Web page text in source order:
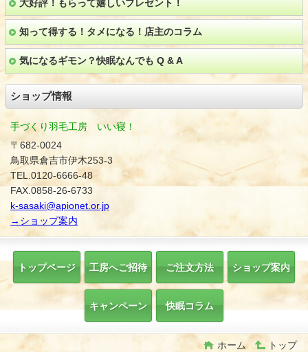
大好評！もらって嬉しいプレゼント！
知って得する！タメになる！店主のコラム
気になるギモン？快眠なんでも Q & A
ショップ情報
手づくり羽毛工房 いい寝！
〒682-0024
鳥取県倉吉市伊木253-3
TEL.0120-6666-48
FAX.0858-26-6733
k-sasaki@apionet.or.jp
→ショップ案内
トップページ 工房へご招待 ご注文方法 ショップ案内
キャンペーン 快眠コラム
ホーム トップ